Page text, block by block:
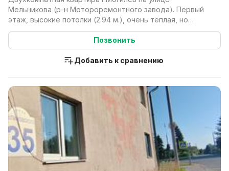
Мельникова (р-н Мотороремонтного завода). Первый
этаж, высокие потолки (2.94 м.), очень тёплая, но
нуждается...
Позвонить
Добавить к сравнению